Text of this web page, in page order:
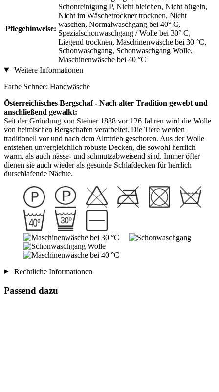
Pflegehinweise:
Schonreinigung P, Nicht bleichen, Nicht bügeln,
Nicht im Wäschetrockner trocknen, Nicht
waschen, Normalwaschgang bei 40° C,
Spezialschonwaschgang / Wolle bei 30° C,
Liegend trocknen, Maschinenwäsche bei 30 °C,
Schonwaschgang, Schonwaschgang Wolle,
Maschinenwäsche bei 40 °C
Weitere Informationen
Farbe Schnee: Handwäsche
Österreichisches Bergschaf - Nach alter Tradition gewebt und
anschließend gewalkt:
Seit der Gründung von Steiner 1888 vor 126 Jahren wird die Wolle
von heimischen Bergschafen verarbeitet. Die Tiere werden
traditionell vor und nach dem Almtrieb geschoren. Aus der Wolle
entstehen unvergleichlich robuste Decken, die sowohl herrlich
warm, als auch nässe- und schmutzabweisend sind. Immer öfter
dienen sie auch wieder als gesunde Schlafdecken für herrlich
durschlafende Nächte.
Rechtliche Informationen
Passend dazu